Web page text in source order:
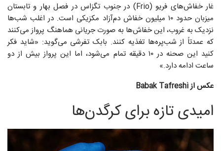
غار خفاش‌های فریو (Frio) در جنوب تگزاس در فصل بهار و تابستان
میزبان حدود ۱۰ میلیون خفاش دم‌آزاد مکزیکی است. در اغلب شب‌ها
نزدیک به غروب، این خفاش‌ها به صورت جریانی هماهنگ پرواز می‌کنند
که عمدتاً از شب‌پره‌ها تغذیه کنند. بابک تفرشی می‌گوید: «شاید فکر
کنید این صحنه در ۱۰ دقیقه تمام می‌شود، اما این پرواز بیش از دو
ساعت ادامه دارد.»
عکس از Babak Tafreshi
امیدی تازه برای کرگدن‌ها